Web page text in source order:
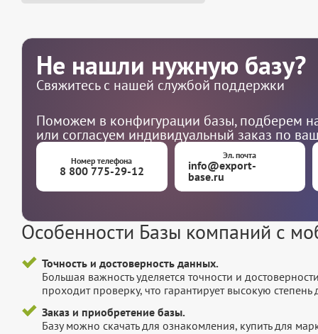
Не нашли нужную базу?
Свяжитесь с нашей службой поддержки
Поможем в конфигурации базы, подберем
или согласуем индивидуальный заказ по
Номер телефона
8 800 775-29-12
Эл. почта
info@export-
base.ru
Особенности Базы компаний с
Точность и достоверность данных.
Большая важность уделяется точности и
проходит проверку, что гарантирует высокую
Заказ и приобретение базы.
Базу можно скачать для ознакомления, купить для